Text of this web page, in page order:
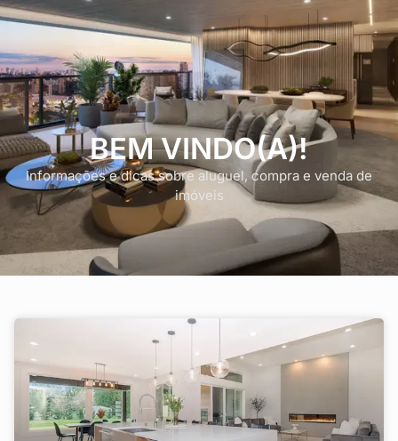
BEM VINDO(A)!
Informações e dicas sobre aluguel, compra e venda de
imóveis